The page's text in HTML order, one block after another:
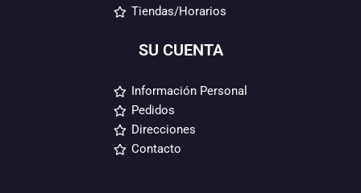
Tiendas/Horarios
SU CUENTA
Información Personal
Pedidos
Direcciones
Contacto